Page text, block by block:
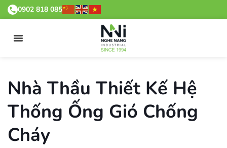
0902 818 085
Nhà Thầu Thiết Kế Hệ
Thống Ống Gió Chống
Cháy